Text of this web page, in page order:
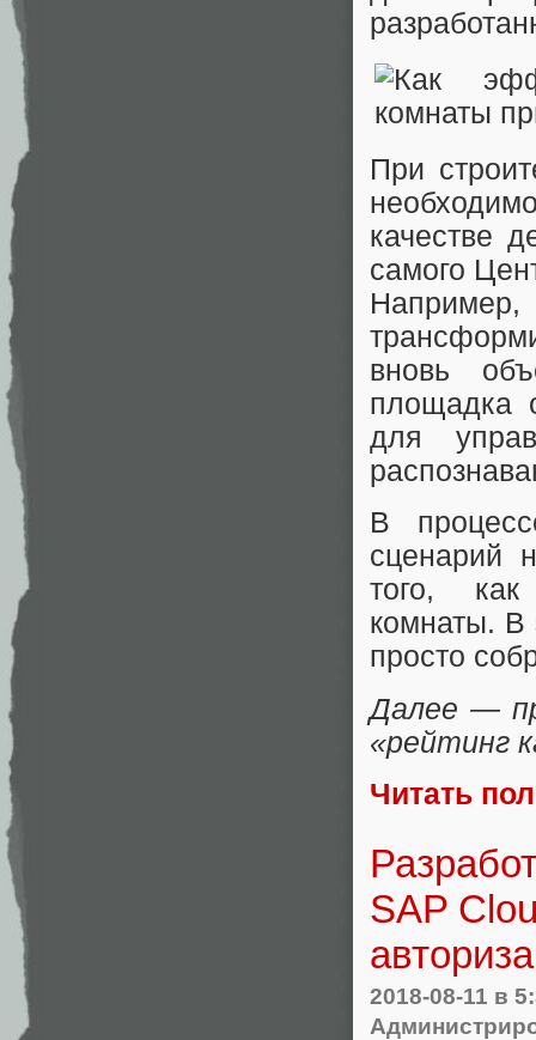
При
качестве
самого
вновь
площадка
для
В
сценарий
того, как
комнаты. В
просто
Далее —
«рейтинг
Читать
SAP
2018-08-11 в